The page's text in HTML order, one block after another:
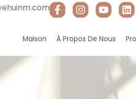
Maison À Propos De Nous